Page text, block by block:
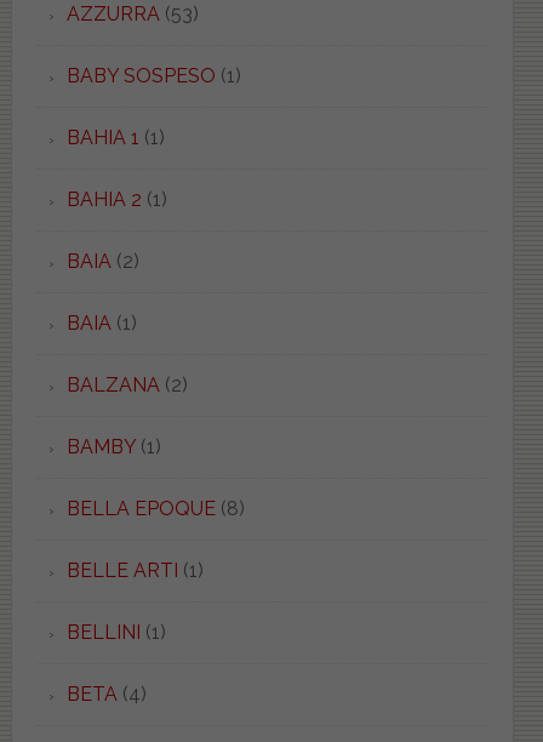
AZZURRA (53)
BABY SOSPESO (1)
BAHIA 1 (1)
BAHIA 2 (1)
BAIA (2)
BAIA (1)
BALZANA (2)
BAMBY(1)
BELLA EPOQUE(8)
BELLE ARTI (1)
BELLINI (1)
BETA (4)